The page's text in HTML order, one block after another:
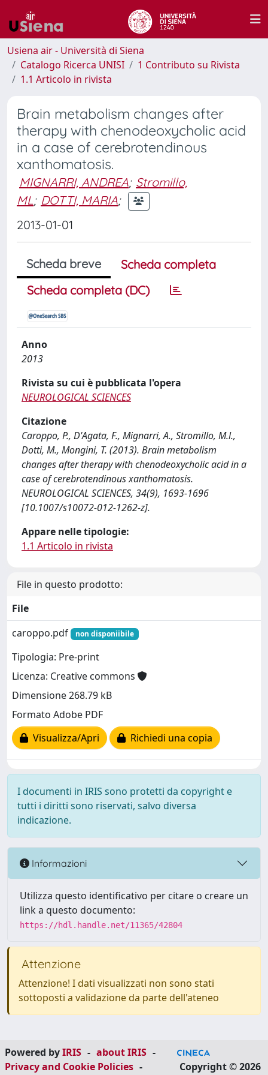
Usiena air - Università di Siena
Catalogo Ricerca UNISI
1 Contributo su Rivista
1.1 Articolo in rivista
Brain metabolism changes after
therapy with chenodeoxycholic acid
in a case of cerebrotendinous
xanthomatosis.
MIGNARRI, ANDREA; Stromillo,
ML; DOTTI, MARIA;
2013-01-01
Scheda breve
Scheda completa
Scheda completa (DC)
Anno
2013
Rivista su cui è pubblicata l'opera
NEUROLOGICAL SCIENCES
Citazione
Caroppo, P., D'Agata, F., Mignarri, A., Stromillo, M.l.,
Dotti, M., Mongini, T. (2013). Brain metabolism
changes after therapy with chenodeoxycholic acid in a
case of cerebrotendinous xanthomatosis.
NEUROLOGICAL SCIENCES, 34(9), 1693-1696
[10.1007/s10072-012-1262-z].
Appare nelle tipologie:
1.1 Articolo in rivista
File in questo prodotto:
File
caroppo.pdf
non disponiibile
Tipologia: Pre-print
Licenza: Creative commons
Dimensione 268.79 kB
Formato Adobe PDF
Visualizza/Apri
Richiedi una copia
I documenti in IRIS sono protetti da copyright e
tutti i diritti sono riservati, salvo diversa
indicazione.
Informazioni
Utilizza questo identificativo per citare o creare un
link a questo documento:
https://hdl.handle.net/11365/42804
Attenzione
Attenzione! I dati visualizzati non sono stati
sottoposti a validazione da parte dell'ateneo
Powered byIRIS - about IRIS -
Privacy and Cookie Policies -
Copyright © 2026